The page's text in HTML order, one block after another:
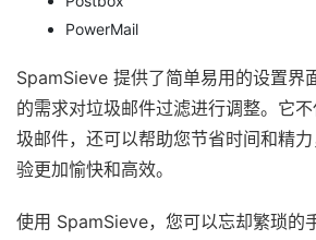
PowerMail
SpamSieve 提供了简单易用的设置界
的需求对垃圾邮件过滤进行调整。它
圾邮件，还可以帮助您节省时间和精
验更加愉快和高效。
使用 SpamSieve，您可以忘却繁琐的